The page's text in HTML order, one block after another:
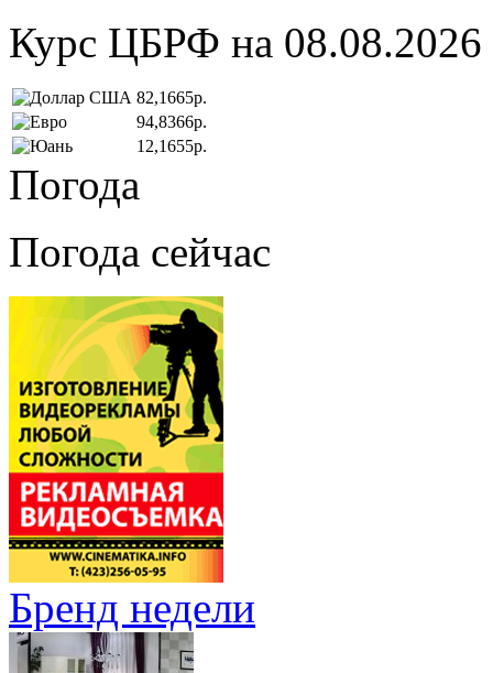
Курс ЦБРФ на 08.08.2026
82,1665р.
94,8366р.
12,1655р.
Погода
Погода сейчас
Бренд недели